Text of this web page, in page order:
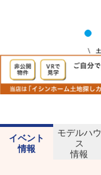
イベント
情報
モデルハウ
ス
情報